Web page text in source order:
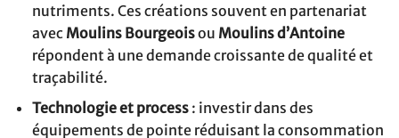
nutriments. Ces créations souvent en partenariat
avec Moulins Bourgeoisou Moulins d’Antoine
répondent à une demande croissante de qualité et
traçabilité.
Technologie et process: investir dans des
équipements de pointe réduisant la consommation